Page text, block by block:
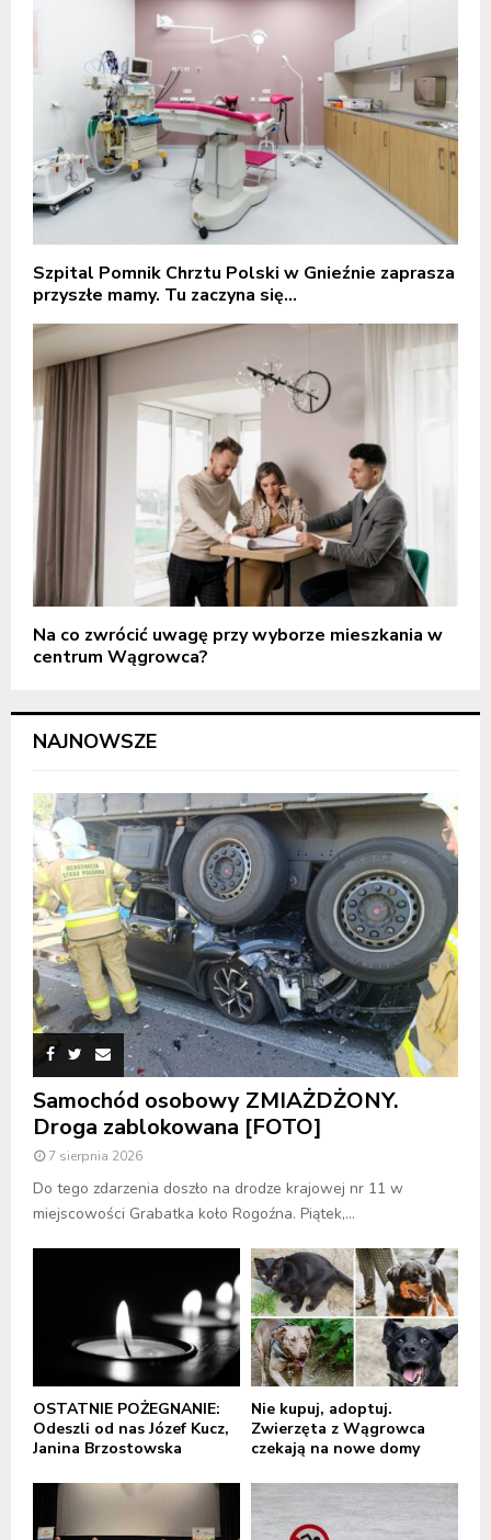
Szpital Pomnik Chrztu Polski w Gnieźnie zaprasza
przyszłe mamy. Tu zaczyna się...
Na co zwrócić uwagę przy wyborze mieszkania w
centrum Wągrowca?
NAJNOWSZE
Samochód osobowy ZMIAŻDŻONY.
Droga zablokowana [FOTO]
7 sierpnia 2026
Do tego zdarzenia doszło na drodze krajowej nr 11 w
miejscowości Grabatka koło Rogoźna. Piątek,...
OSTATNIE POŻEGNANIE:
Odeszli od nas Józef Kucz,
Janina Brzostowska
Nie kupuj, adoptuj.
Zwierzęta z Wągrowca
czekają na nowe domy